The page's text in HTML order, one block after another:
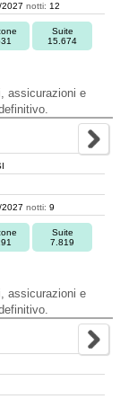
notti: 12
Suite
15.674
assicurazioni e
2027 notti: 9
Suite
7.819
assicurazioni e